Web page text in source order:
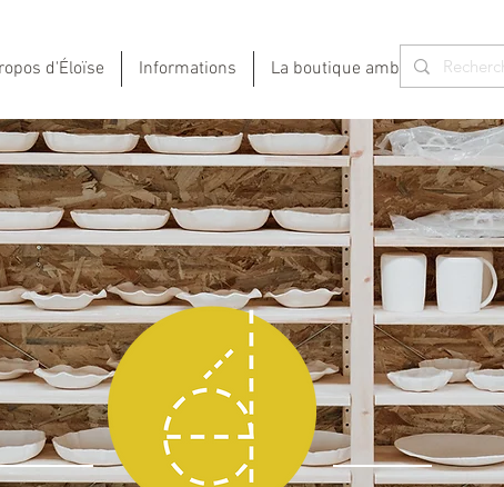
d'Éloïse Informations La boutique ambulante